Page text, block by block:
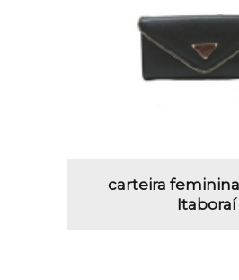
carteira
Itaboraí